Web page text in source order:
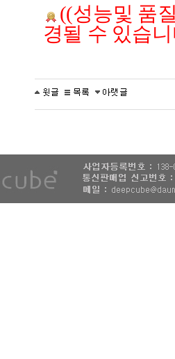
((성능및 품
경될 수 있습